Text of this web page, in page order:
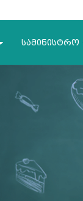
სამინისტრო